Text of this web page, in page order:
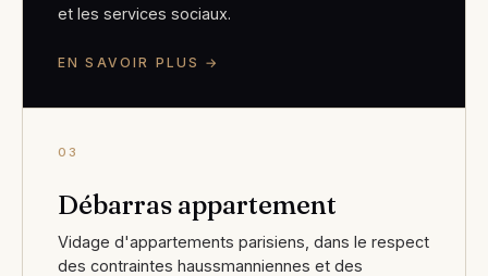
et les services sociaux.
EN SAVOIR PLUS →
03
Débarras appartement
Vidage d'appartements parisiens, dans le respect
des contraintes haussmanniennes et des